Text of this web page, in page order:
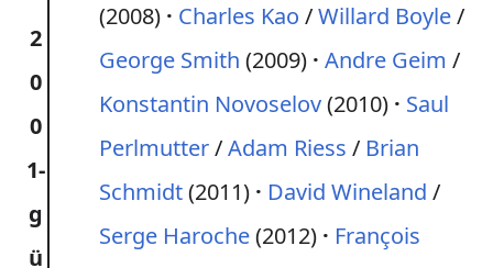
2
0
0
1-
g
ü
(2008)
Charles Kao /Willard Boyle/
George Smith (2009) Andre Geim /
Konstantin Novoselov(2010)
Saul
Perlmutter/Adam Riess / Brian
Schmidt(2011) David Wineland /
Serge Haroche(2012)
François